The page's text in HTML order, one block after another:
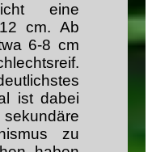
eine
cm. Ab
6-8 cm
ist dabei
zu